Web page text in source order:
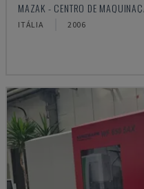
MAZAK - CENTRO DE
ITÁLIA 2006